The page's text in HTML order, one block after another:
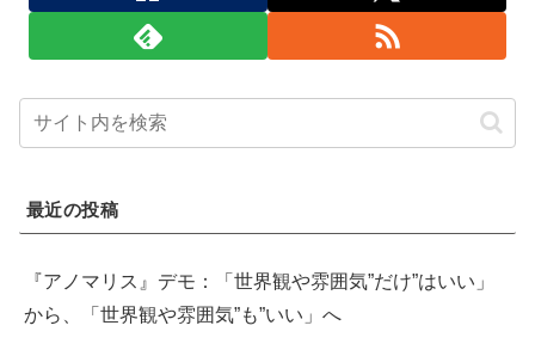
最近の投稿
『アノマリス』デモ：「世界観や雰囲気”だけ”はいい」
から、「世界観や雰囲気”も”いい」へ